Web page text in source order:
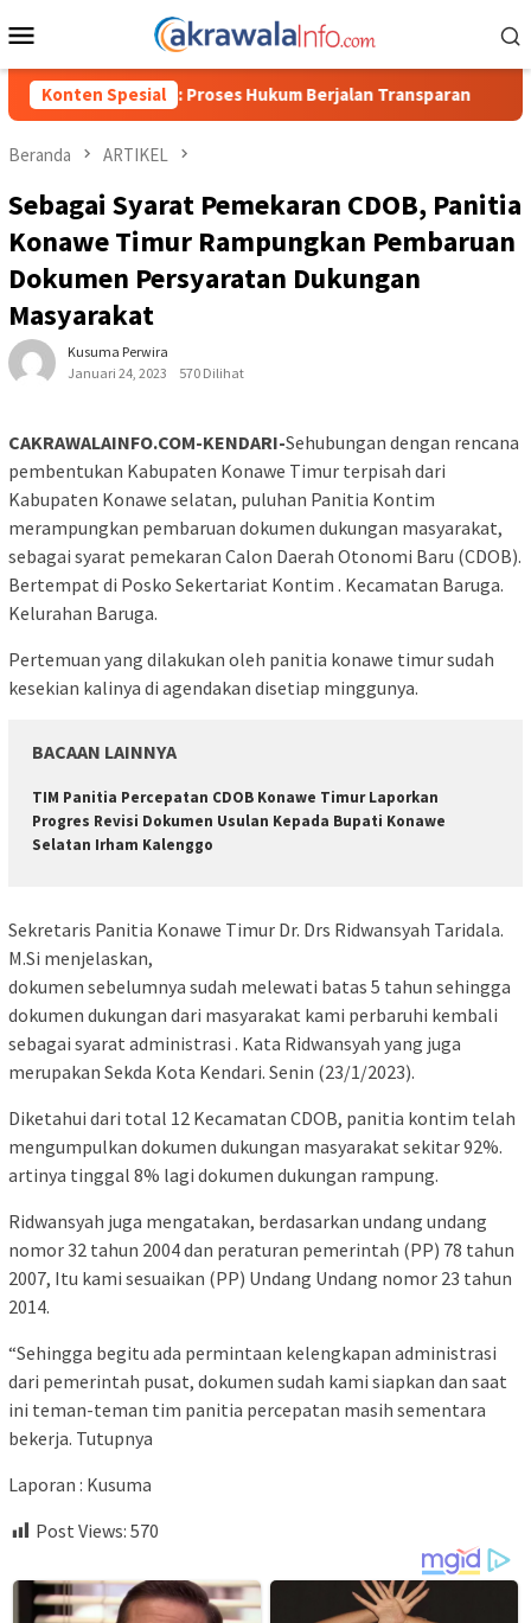
ke
Mobile
Konten Spesial
Utara: Proses Hukum Berjalan Transparan
Beranda ARTIKEL
Sebagai Syarat Pemekaran CDOB, Panitia
Konawe Timur Rampungkan Pembaruan
Dokumen Persyaratan Dukungan
Masyarakat
Kusuma Perwira
Januari 24, 2023
570 Dilihat
CAKRAWALAINFO.COM-KENDARI-Sehubungan dengan rencana
pembentukan Kabupaten Konawe Timur terpisah dari
Kabupaten Konawe selatan, puluhan Panitia Kontim
merampungkan pembaruan dokumen dukungan masyarakat,
sebagai syarat pemekaran Calon Daerah Otonomi Baru (CDOB).
Bertempat di Posko Sekertariat Kontim . Kecamatan Baruga.
Kelurahan Baruga.
Pertemuan yang dilakukan oleh panitia konawe timur sudah
kesekian kalinya di agendakan disetiap minggunya.
BACAAN LAINNYA
TIM Panitia Percepatan CDOB Konawe Timur Laporkan
Progres Revisi Dokumen Usulan Kepada Bupati Konawe
Selatan Irham Kalenggo
Sekretaris Panitia Konawe Timur Dr. Drs Ridwansyah Taridala.
M.Si menjelaskan,
dokumen sebelumnya sudah melewati batas 5 tahun sehingga
dokumen dukungan dari masyarakat kami perbaruhi kembali
sebagai syarat administrasi . Kata Ridwansyah yang juga
merupakan Sekda Kota Kendari. Senin (23/1/2023).
Diketahui dari total 12 Kecamatan CDOB, panitia kontim telah
mengumpulkan dokumen dukungan masyarakat sekitar 92%.
artinya tinggal 8% lagi dokumen dukungan rampung.
Ridwansyah juga mengatakan, berdasarkan undang undang
nomor 32 tahun 2004 dan peraturan pemerintah (PP) 78 tahun
2007, Itu kami sesuaikan (PP) Undang Undang nomor 23 tahun
2014.
“Sehingga begitu ada permintaan kelengkapan administrasi
dari pemerintah pusat, dokumen sudah kami siapkan dan saat
ini teman-teman tim panitia percepatan masih sementara
bekerja. Tutupnya
Laporan : Kusuma
Post Views: 570